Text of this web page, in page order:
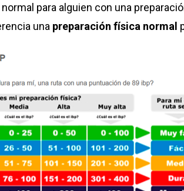
para alguien con una
una preparación física normal